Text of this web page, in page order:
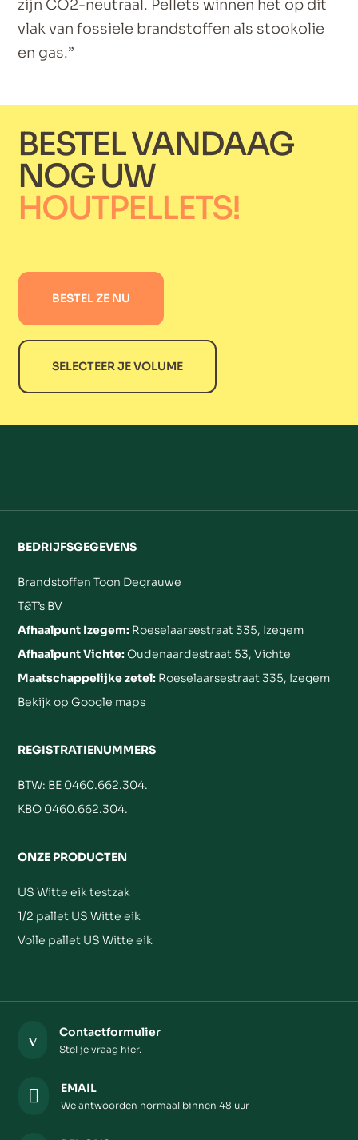
zijn CO2-neutraal. Pellets winnen het op dit
vlak van fossiele brandstoffen als stookolie
en gas.”
BESTEL VANDAAG
NOG UW
HOUTPELLETS!
BESTEL ZE NU
SELECTEER JE VOLUME
BEDRIJFSGEGEVENS
Brandstoffen Toon Degrauwe
T&T’s BV
Afhaalpunt Izegem: Roeselaarsestraat 335, Izegem
Afhaalpunt Vichte:Oudenaardestraat 53, Vichte
Maatschappelijke zetel: Roeselaarsestraat 335, Izegem
Bekijk op Google maps
REGISTRATIENUMMERS
BTW: BE 0460.662.304.
KBO 0460.662.304.
ONZE PRODUCTEN
US Witte eik testzak
1/2 pallet US Witte eik
Volle pallet US Witte eik
v Contactformulier
Stel je vraag hier.
 EMAIL
We antwoorden normaal binnen 48 uur